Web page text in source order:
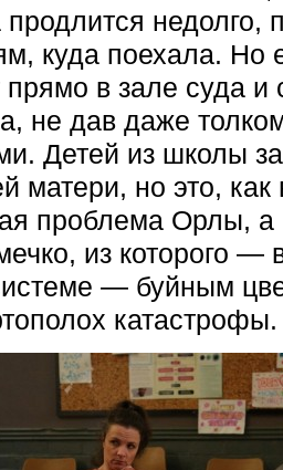
продлится недолго,
куда поехала. Но
в зале суда и
не дав даже
Детей из школы
матери, но это, как
проблема Орлы, а
из которого —
— буйным
катастрофы.